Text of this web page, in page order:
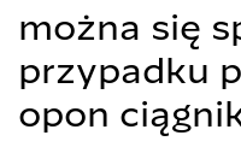
można się
przypadku
opon